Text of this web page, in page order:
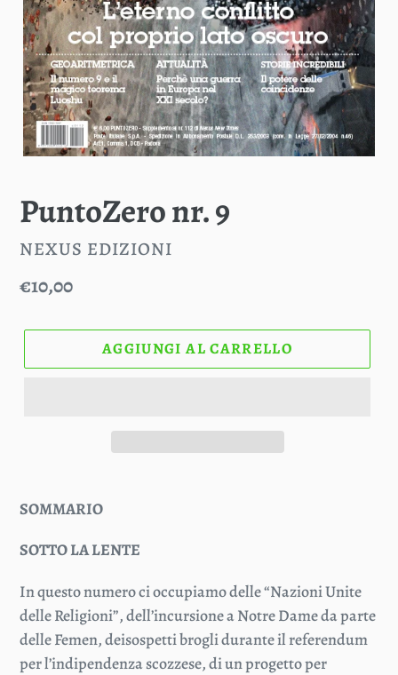
PuntoZero nr. 9
VENDITORE
NEXUS EDIZIONI
Prezzo
€10,00
AGGIUNGI AL CARRELLO
SOMMARIO
SOTTO LA LENTE
In questo numero ci occupiamo delle “Nazioni Unite
delle Religioni”, dell’incursione a Notre Dame da parte
delle Femen, deisospetti brogli durante il referendum
per l’indipendenza scozzese, di un progetto per